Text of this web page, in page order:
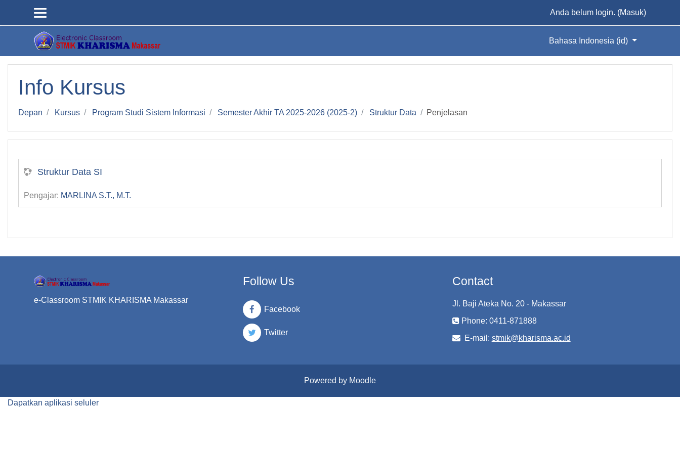
Anda belum login. (Masuk)
Bahasa Indonesia ‎(id)‎
Info Kursus
Depan Kursus Program Studi Sistem Informasi Semester Akhir TA 2025-2026 (2025-2) Struktur Data Penjelasan
Struktur Data SI
Pengajar: MARLINA S.T., M.T.
e-Classroom STMIK KHARISMA Makassar
Follow Us
Facebook
Twitter
Contact
Jl. Baji Ateka No. 20 - Makassar
Phone: 0411-871888
E-mail: stmik@kharisma.ac.id
Powered by Moodle
Dapatkan aplikasi seluler